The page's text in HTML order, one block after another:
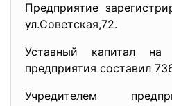
Предприятие
ул.Советская,72.
Уставный капитал на
предприятия составил
Учредителем